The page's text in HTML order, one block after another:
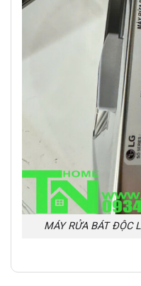
MÁY RỬA BÁT ĐỘC